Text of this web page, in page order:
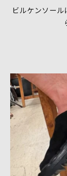
ビルケンソー